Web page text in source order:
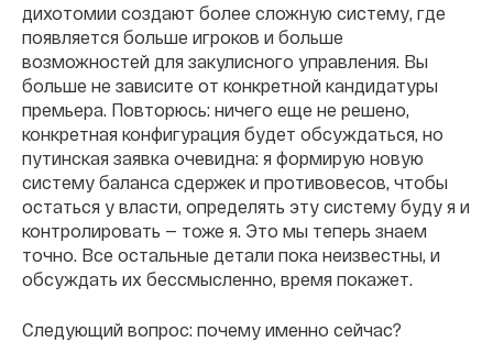
дихотомии создают более сложную систему, где
появляется больше игроков и больше
возможностей для закулисного управления. Вы
больше не зависите от конкретной кандидатуры
премьера. Повторюсь: ничего еще не решено,
конкретная конфигурация будет обсуждаться, но
путинская заявка очевидна: я формирую новую
систему баланса сдержек и противовесов, чтобы
остаться у власти, определять эту систему буду я и
контролировать — тоже я. Это мы теперь знаем
точно. Все остальные детали пока неизвестны, и
обсуждать их бессмысленно, время покажет.
Следующий вопрос: почему именно сейчас?